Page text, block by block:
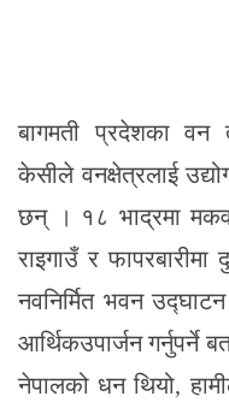
बागमती प्रदेशका वन
केसीले वनक्षेत्रलाई
छन् । १८ भाद्रमा
राइगाउँ र
नवनिर्मित भवन
आर्थिकउपार्जन गर्नुपर्ने
नेपालको धन थियो,